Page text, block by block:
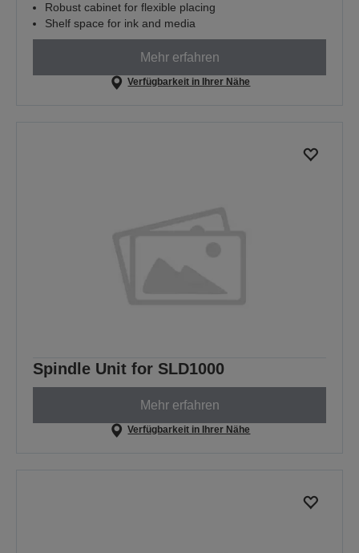
Robust cabinet for flexible placing
Shelf space for ink and media
Mehr erfahren
Verfügbarkeit in Ihrer Nähe
Spindle Unit for SLD1000
Mehr erfahren
Verfügbarkeit in Ihrer Nähe